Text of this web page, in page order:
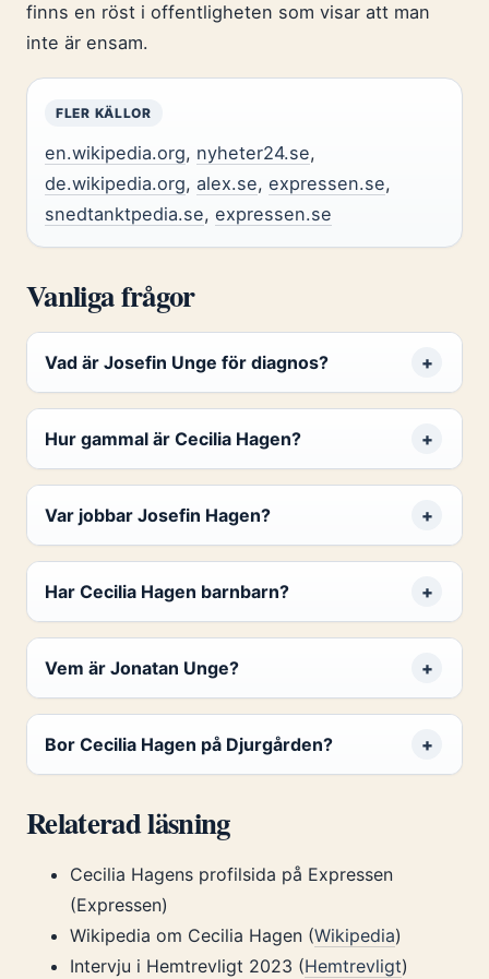
finns en röst i offentligheten som visar att man
inte är ensam.
FLER KÄLLOR
en.wikipedia.org, nyheter24.se,
de.wikipedia.org, alex.se, expressen.se,
snedtanktpedia.se, expressen.se
Vanliga frågor
Vad är Josefin Unge för diagnos?
Hur gammal är Cecilia Hagen?
Var jobbar Josefin Hagen?
Har Cecilia Hagen barnbarn?
Vem är Jonatan Unge?
Bor Cecilia Hagen på Djurgården?
Relaterad läsning
Cecilia Hagens profilsida på Expressen
(Expressen)
Wikipedia om Cecilia Hagen (Wikipedia)
Intervju i Hemtrevligt 2023 (Hemtrevligt)